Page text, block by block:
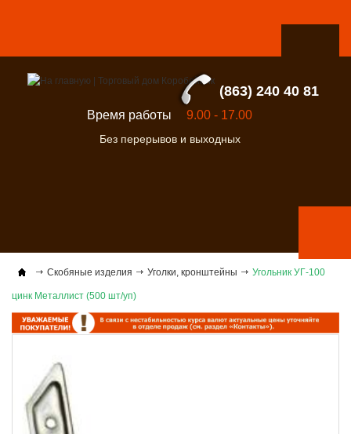
(863) 240 40 81
Время работы 9.00 - 17.00
Без перерывов и выходных
Скобяные изделия Уголки, кронштейны Угольник УГ-100
цинк Металлист (500 шт/уп)